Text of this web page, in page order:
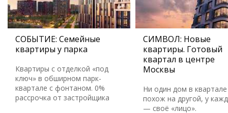
СОБЫТИЕ: Семейные
квартиры у парка
Квартиры с отделкой «под
ключ» в обширном парк-
квартале с фонтаном. 0%
рассрочка от застройщика
СИМВОЛ: Новые
квартиры. Готовый
квартал в центре
Москвы
Ни один дом в
похож на другой, у
— своё «лицо».